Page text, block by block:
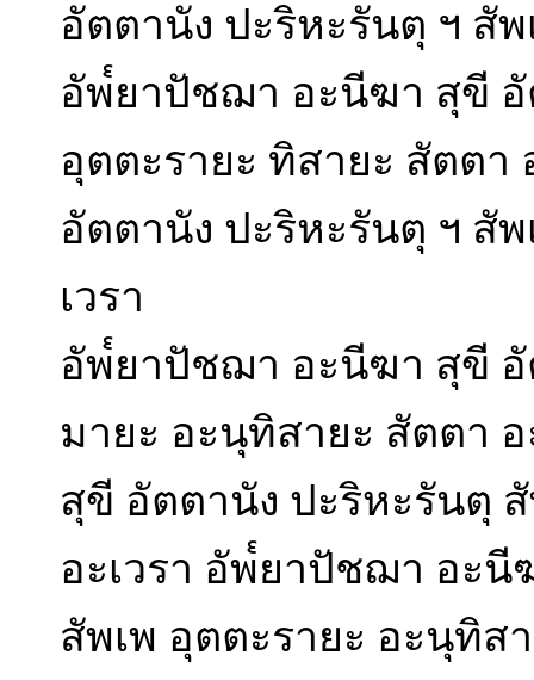
อัตตานัง ปะริหะรันตุ ฯ สั
อัพ๎ยาปัชฌา อะนีฆา สุขี อั
อุตตะรายะ ทิสายะ สัตต
อัตตานัง ปะริหะรันตุ ฯ สั
เวรา
อัพ๎ยาปัชฌา อะนีฆา สุขี อั
มายะ อะนุทิสายะ สัตตา
สุขี อัตตานัง ปะริหะรันตุ
อะเวรา อัพ๎ยาปัชฌา อะ
สัพเพ อุตตะรายะ อะนุทิส